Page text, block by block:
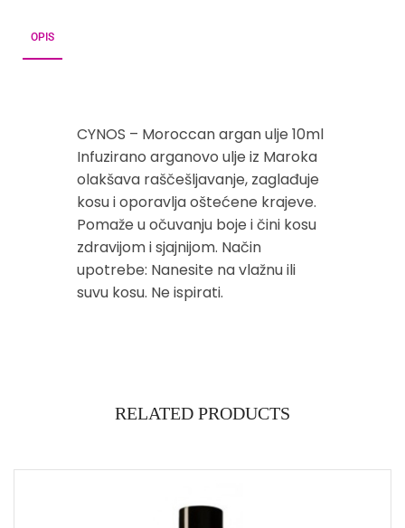
OPIS
CYNOS – Moroccan argan ulje 10ml
Infuzirano arganovo ulje iz Maroka
olakšava raščešljavanje, zaglađuje
kosu i oporavlja oštećene krajeve.
Pomaže u očuvanju boje i čini kosu
zdravijom i sjajnijom. Način
upotrebe: Nanesite na vlažnu ili
suvu kosu. Ne ispirati.
RELATED PRODUCTS